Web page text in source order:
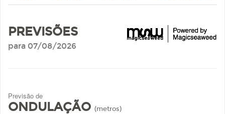
PREVISÕES
para 07/08/2026
Previsão de
ONDULAÇÃO (metros)